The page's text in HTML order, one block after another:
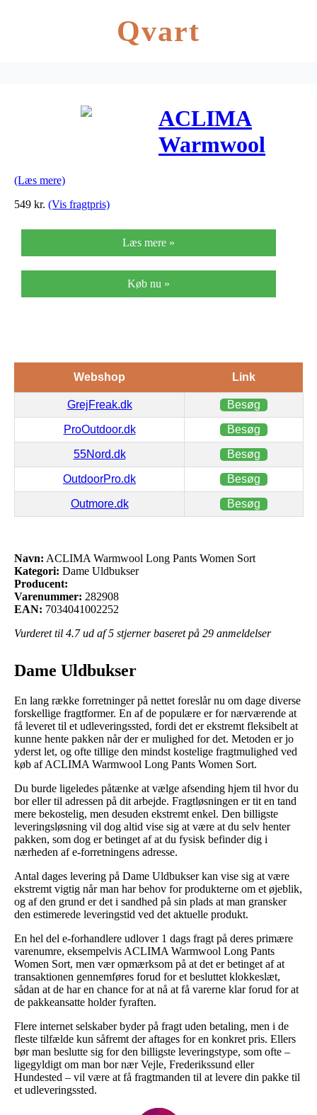
Qvart
ACLIMA
Warmwool
(Læs mere)
549 kr. (Vis fragtpris)
Læs mere »
Køb nu »
Webshop Link
GrejFreak.dk Besøg
ProOutdoor.dk Besøg
55Nord.dk Besøg
OutdoorPro.dk Besøg
Outmore.dk Besøg
Navn: ACLIMA Warmwool Long Pants Women Sort
Kategori: Dame Uldbukser
Producent:
Varenummer: 282908
EAN: 7034041002252
Vurderet til 4.7ud af 5 stjerner baseret på 29 anmeldelser
Dame Uldbukser
En lang række forretninger på nettet foreslår nu om dage diverse
forskellige fragtformer. En af de populære er for nærværende at
få leveret til et udleveringssted, fordi det er ekstremt fleksibelt at
kunne hente pakken når der er mulighed for det. Metoden er jo
yderst let, og ofte tillige den mindst kostelige fragtmulighed ved
køb af ACLIMA Warmwool Long Pants Women Sort.
Du burde ligeledes påtænke at vælge afsending hjem til hvor du
bor eller til adressen på dit arbejde. Fragtløsningen er tit en tand
mere bekostelig, men desuden ekstremt enkel. Den billigste
leveringsløsning vil dog altid vise sig at være at du selv henter
pakken, som dog er betinget af at du fysisk befinder dig i
nærheden af e-forretningens adresse.
Antal dages levering på Dame Uldbukser kan vise sig at være
ekstremt vigtig når man har behov for produkterne om et øjeblik,
og af den grund er det i sandhed på sin plads at man gransker
den estimerede leveringstid ved det aktuelle produkt.
En hel del e-forhandlere udlover 1 dags fragt på deres primære
varenumre, eksempelvis ACLIMA Warmwool Long Pants
Women Sort, men vær opmærksom på at det er betinget af at
transaktionen gennemføres forud for et besluttet klokkeslæt,
sådan at de har en chance for at nå at få varerne klar forud for at
de pakkeansatte holder fyraften.
Flere internet selskaber byder på fragt uden betaling, men i de
fleste tilfælde kun såfremt der aftages for en konkret pris. Ellers
bør man beslutte sig for den billigste leveringstype, som ofte –
ligegyldigt om man bor nær Vejle, Frederikssund eller
Hundested – vil være at få fragtmanden til at levere din pakke til
et udleveringssted.